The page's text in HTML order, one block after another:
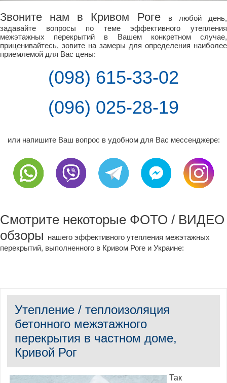
Звоните нам в Кривом Роге
в любой день,
задавайте вопросы по теме эффективного утепления
межэтажных перекрытий в Вашем конкретном случае,
приценивайтесь, зовите на замеры для определения наиболее
приемлемой для Вас цены:
(098) 615-33-02
(096) 025-28-19
или напишите Ваш вопрос в удобном для Вас мессенджере:
Смотрите некоторые ФОТО / ВИДЕО
обзоры нашего эффективного утепления межэтажных
перекрытий, выполненного в Кривом Роге и Украине:
Утепление / теплоизоляция
бетонного межэтажного
перекрытия в частном доме,
Кривой Рог
Так